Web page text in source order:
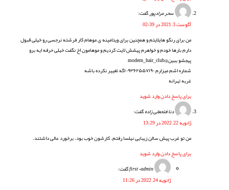
سحر مرادپورگفت:
آگوست 3, 2021 در 02:39
من برای رنگو هایلایتم و همچنین برای ویتامینه ی موهام کار فرشته نرجسی رو خیلی قبول
دارم بارها خودم و خواهرم پیشش لایت کردیم و موهامون اخ نگفت خیلی حرفه ایه برو
پیجشو ببین@modern_hair_club
شماره اشم میزارم ۰۹۳۶۲۵۵۷۱۹۰ اگه تغییر نکرده باشه
غربه تهرانه
برای پاسخ دادن وارد شوید
دنا فتحعلی زادهگفت:
ژانویه 22, 2022 در 13:29
من تو غرب پیش سالن زیبایی نیلسا رفتم. کارشون خوب بود، برخورد عالی داشتند.
برای پاسخ دادن وارد شوید
first-adminگفت:
ژانویه 24, 2022 در 11:26